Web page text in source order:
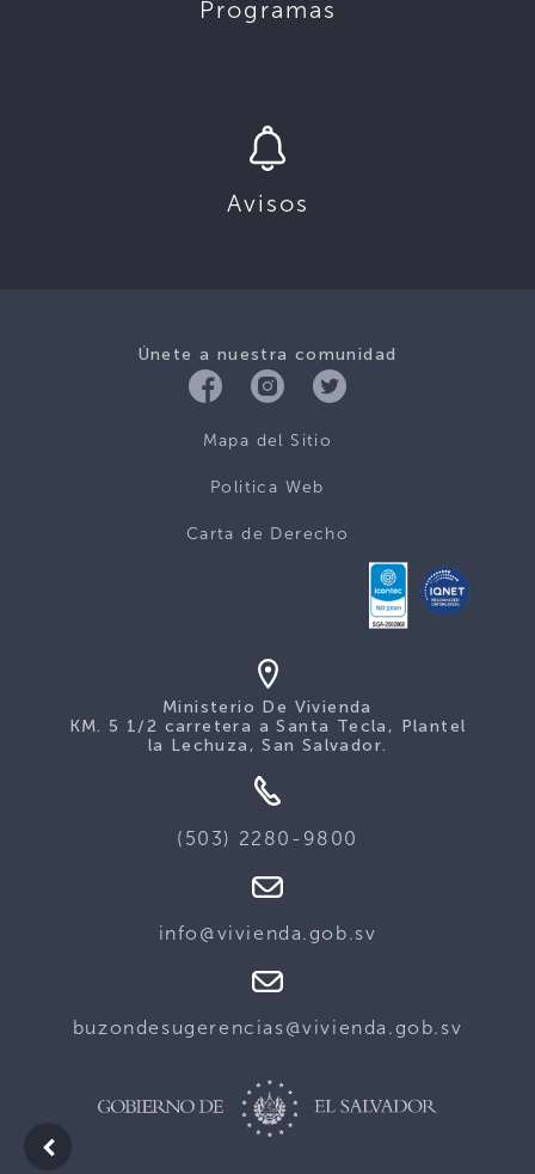
Programas
Avisos
Únete a nuestra comunidad
Mapa del Sitio
Politica Web
Carta de Derecho
Ministerio De Vivienda
KM. 5 1/2 carretera a Santa Tecla, Plantel
la Lechuza, San Salvador.
(503) 2280-9800
info@vivienda.gob.sv
buzondesugerencias@vivienda.gob.sv